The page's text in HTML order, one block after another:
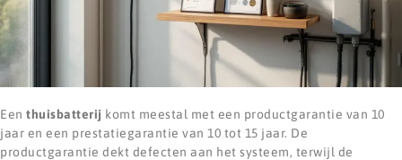
Een thuisbatterij komt meestal met een productgarantie van 10
jaar en een prestatiegarantie van 10 tot 15 jaar. De
productgarantie dekt defecten aan het systeem, terwijl de